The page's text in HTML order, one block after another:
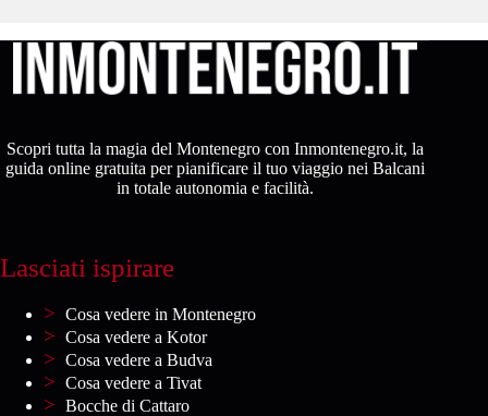
Scopri tutta la magia del Montenegro con Inmontenegro.it, la
guida online gratuita per pianificare il tuo viaggio nei Balcani
in totale autonomia e facilità.
Lasciati ispirare
Cosa vedere in Montenegro
Cosa vedere a Kotor
Cosa vedere a Budva
Cosa vedere a Tivat
Bocche di Cattaro